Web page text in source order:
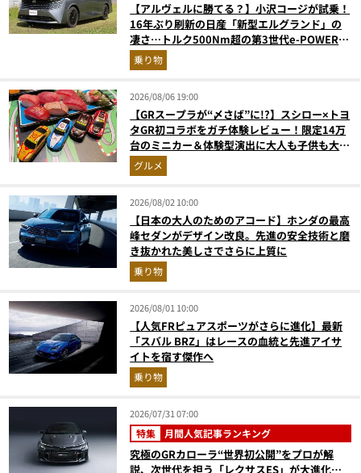
【アルヴェルに勝てる？】小沢コージが試乗！
16年ぶり刷新の日産「新型エルグランド」の
凄さ…トルク500Nm超の第3世代e-POWER＆
和の格調高きデザインを徹底チェック
乗り物
2026/08/06 19:00
【GRスープラが“〆さば”に!?】スシロー×トヨ
タGR初コラボをガチ体験レビュー！限定14万
台のミニカー＆体験型演出に大人も子供も大興
奮間違いなし
グルメ
2026/08/02 10:00
【日本の大人のためのアコード】ホンダの最高
峰セダンがデザイン改良。先進の安全技術と磨
き抜かれた美しさでさらに上質に
乗り物
2026/08/01 10:00
【人気FRピュアスポーツがさらに進化】最新
「スバル BRZ」はレースの血統と先進アイサ
イトを宿す傑作へ
乗り物
2026/07/31 07:00
特集 月間人気記事ランキング
究極のGRカローラ“世界初公開”をプロが解
説、次世代を担う「レクサスES」が大進化…